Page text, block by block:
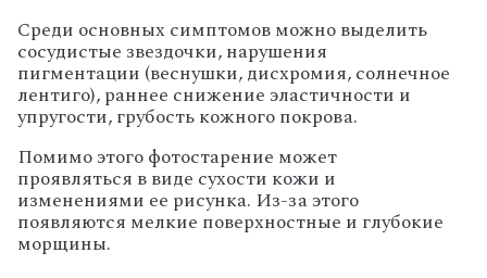
Среди основных симптомов можно выделить
сосудистые звездочки, нарушения
пигментации (веснушки, дисхромия, солнечное
лентиго), раннее снижение эластичности и
упругости, грубость кожного покрова.
Помимо этого фотостарение может
проявляться в виде сухости кожи и
изменениями ее рисунка. Из-за этого
появляются мелкие поверхностные и глубокие
морщины.